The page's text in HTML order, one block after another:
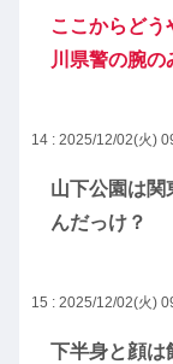
ここからど
川県警の腕の
14 : 2025/12/02(火)
山下公園は関
んだっけ？
15 : 2025/12/02(火)
下半身と顔は